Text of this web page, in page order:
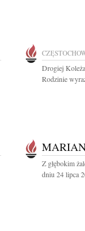
Drogiej
Rodzinie
Z głębokim
dniu 24 lipca